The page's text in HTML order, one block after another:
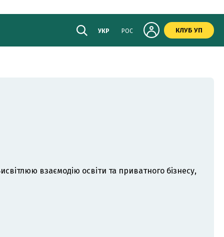
УКР РОС КЛУБ УП
взаємодію освіти та приватного бізнесу,